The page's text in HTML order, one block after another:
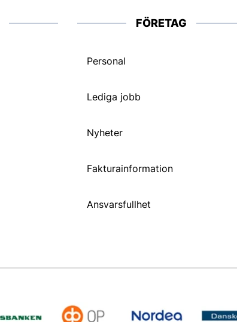
FÖRETAG
Personal
Lediga jobb
Nyheter
Fakturainformation
Ansvarsfullhet